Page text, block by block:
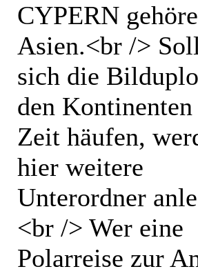
CYPERN
Asien.<br />
sich die
den
Zeit häufen,
hier weitere
Unterordner
<br /> Wer eine
Polarreise zur